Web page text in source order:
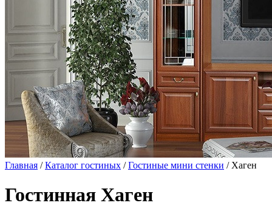
Главная /Каталог гостиных /Гостиные мини стенки / Хаген
Гостинная Хаген